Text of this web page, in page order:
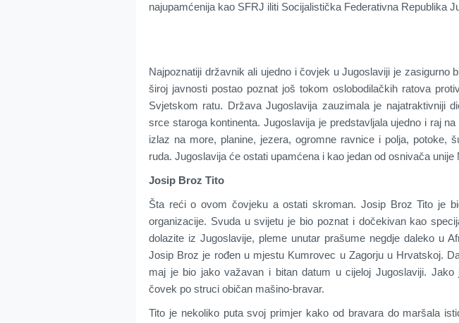
najupamćenija kao SFRJ iliti Socijalistička Federativna Republika
Najpoznatiji državnik ali ujedno i čovjek u Jugoslaviji je zasigurno
široj javnosti postao poznat još tokom oslobodilačkih ratova
Svjetskom ratu. Država Jugoslavija zauzimala je najatraktivniji
srce staroga kontinenta. Jugoslavija je predstavljala ujedno i raj
izlaz na more, planine, jezera, ogromne ravnice i polja, potoke,
ruda. Jugoslavija će ostati upamćena i kao jedan od osnivača unije
Josip Broz Tito
Šta reći o ovom čovjeku a ostati skroman. Josip Broz Tito je
organizacije. Svuda u svijetu je bio poznat i dočekivan kao
dolazite iz Jugoslavije, pleme unutar prašume negdje daleko u
Josip Broz je rođen u mjestu Kumrovec u Zagorju u Hrvatskoj.
maj je bio jako važavan i bitan datum u cijeloj Jugoslaviji.
čovek po struci običan mašino-bravar.
Tito je nekoliko puta svoj primjer kako od bravara do maršala